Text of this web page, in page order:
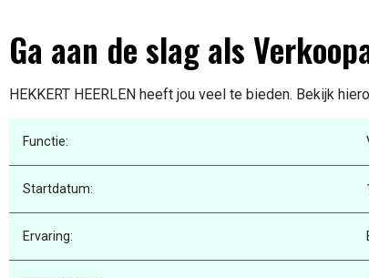
Ga aan de slag als
HEKKERT HEERLEN heeft jou veel te bieden. Bekijk
Functie:
Startdatum:
Ervaring: